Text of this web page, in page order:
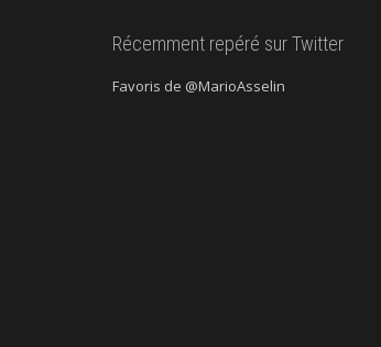
Récemment repéré sur Twitter
Favoris de @MarioAsselin